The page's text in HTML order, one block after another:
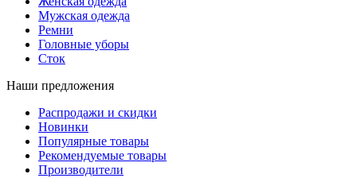
Мужская одежда
Ремни
Головные уборы
Сток
Наши предложения
Распродажи и скидки
Новинки
Популярные товары
Рекомендуемые товары
Производители